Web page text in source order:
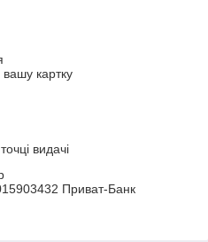
картку
видачі
Приват-Банк